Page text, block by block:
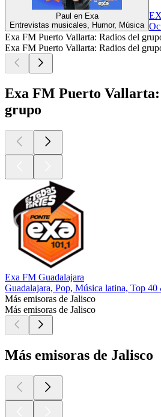
Paul en Exa
Entrevistas musicales, Humor, Música
Exa FM Puerto Vallarta: Radios del
Exa FM Puerto Vallarta: Radios del
Exa FM Puerto Vallarta:
grupo
Exa FM Guadalajara
Guadalajara, Pop, Música latina, Top
Más emisoras de Jalisco
Más emisoras de Jalisco
Más emisoras de Jalisco